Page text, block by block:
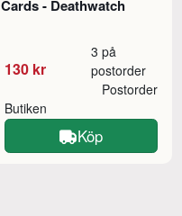
Cards - Deathwatch
130 kr
3 på
postorder
Butiken
Postorder
Köp